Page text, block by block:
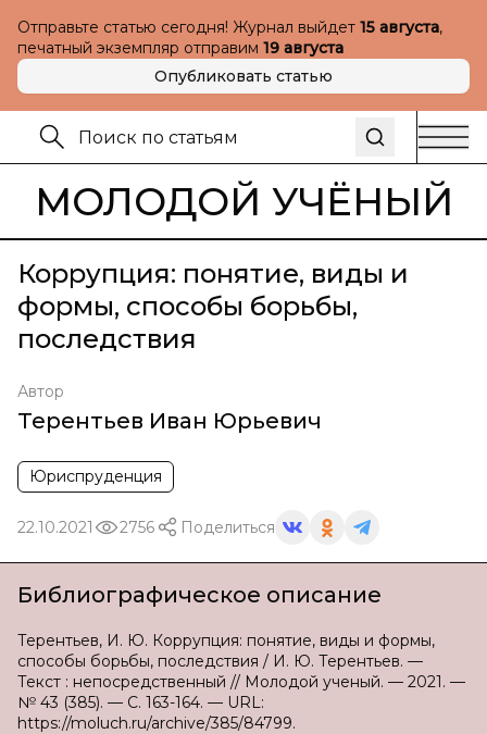
Отправьте статью сегодня! Журнал выйдет 15 августа,
печатный экземпляр отправим 19 августа
Опубликовать статью
МОЛОДОЙ УЧЁНЫЙ
Коррупция: понятие, виды и
формы, способы борьбы,
последствия
Автор
Терентьев Иван Юрьевич
Юриспруденция
22.10.2021 2756 Поделиться
Библиографическое описание
Терентьев, И. Ю. Коррупция: понятие, виды и формы,
способы борьбы, последствия / И. Ю. Терентьев. —
Текст : непосредственный // Молодой ученый. — 2021. —
№ 43 (385). — С. 163-164. — URL:
https://moluch.ru/archive/385/84799.